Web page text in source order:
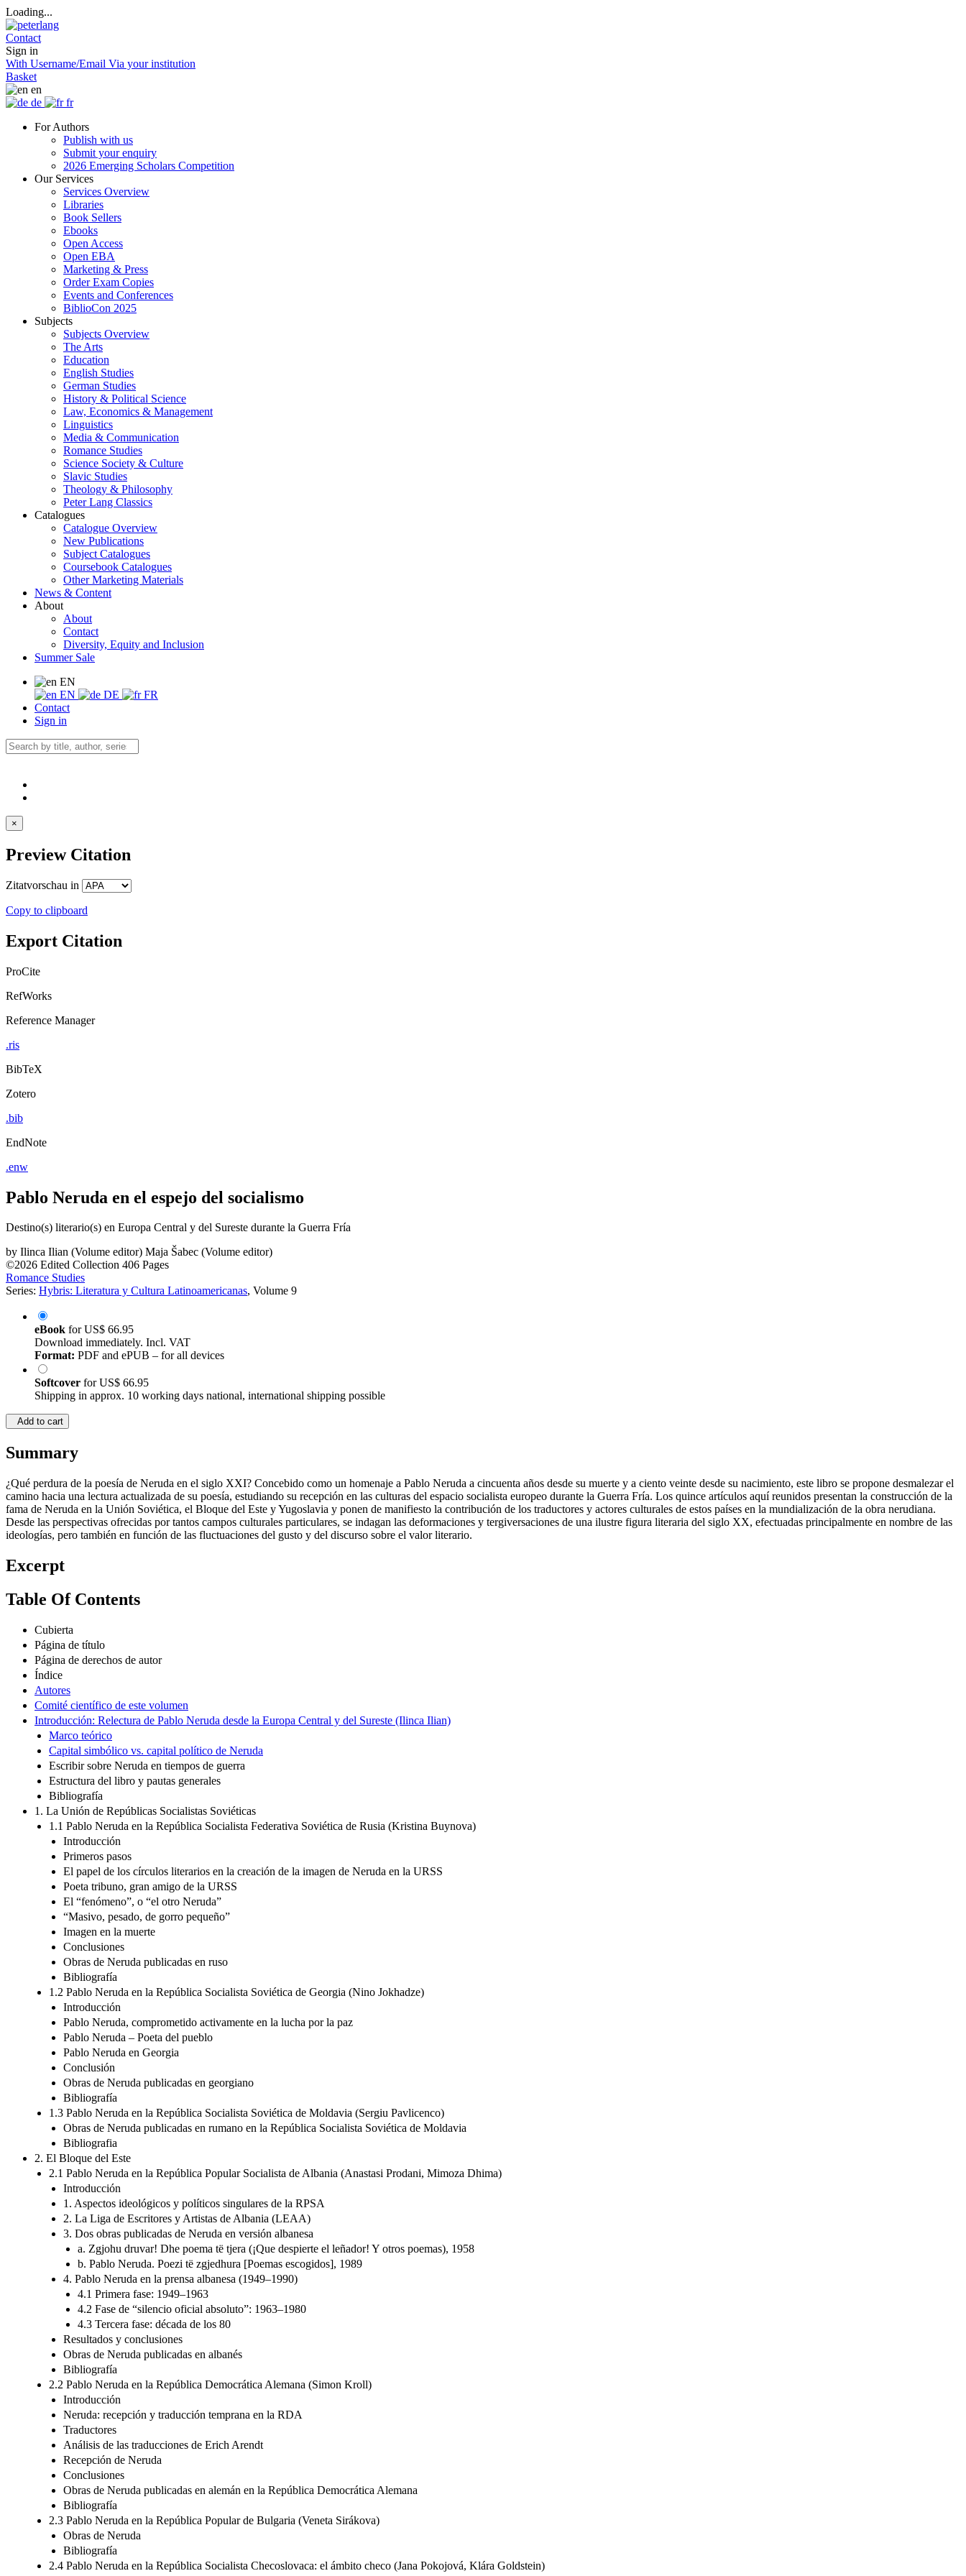
Loading...
Contact
Sign in
With Username/Email Via your institution
Basket
en
de
fr
For Authors
Publish with us
Submit your enquiry
2026 Emerging Scholars Competition
Our Services
Services Overview
Libraries
Book Sellers
Ebooks
Open Access
Open EBA
Marketing & Press
Order Exam Copies
Events and Conferences
BiblioCon 2025
Subjects
Subjects Overview
The Arts
Education
English Studies
German Studies
History & Political Science
Law, Economics & Management
Linguistics
Media & Communication
Romance Studies
Science Society & Culture
Slavic Studies
Theology & Philosophy
Peter Lang Classics
Catalogues
Catalogue Overview
New Publications
Subject Catalogues
Coursebook Catalogues
Other Marketing Materials
News & Content
About
About
Contact
Diversity, Equity and Inclusion
Summer Sale
EN
EN
DE
FR
Contact
Sign in
×
Preview Citation
Zitatvorschau in
Copy to clipboard
Export Citation
ProCite
RefWorks
Reference Manager
.ris
BibTeX
Zotero
.bib
EndNote
.enw
Pablo Neruda en el espejo del socialismo
Destino(s) literario(s) en Europa Central y del Sureste durante la Guerra Fría
by Ilinca Ilian (Volume editor) Maja Šabec (Volume editor)
©2026 Edited Collection 406 Pages
Romance Studies
Series: Hybris: Literatura y Cultura Latinoamericanas, Volume 9
eBook forUS$ 66.95
Download immediately. Incl. VAT
Format: PDF and ePUB – for all devices
Softcover forUS$ 66.95
Shipping in approx. 10 working days national, international shipping possible
Add to cart
Summary
¿Qué perdura de la poesía de Neruda en el siglo XXI? Concebido como un homenaje a Pablo Neruda a cincuenta años desde su muerte y a ciento veinte desde su nacimiento, este libro se propone desmalezar el
camino hacia una lectura actualizada de su poesía, estudiando su recepción en las culturas del espacio socialista europeo durante la Guerra Fría. Los quince artículos aquí reunidos presentan la construcción de la
fama de Neruda en la Unión Soviética, el Bloque del Este y Yugoslavia y ponen de manifiesto la contribución de los traductores y actores culturales de estos países en la mundialización de la obra nerudiana.
Desde las perspectivas ofrecidas por tantos campos culturales particulares, se indagan las deformaciones y tergiversaciones de una ilustre figura literaria del siglo XX, efectuadas principalmente en nombre de las
ideologías, pero también en función de las fluctuaciones del gusto y del discurso sobre el valor literario.
Excerpt
Table Of Contents
Cubierta
Página de título
Página de derechos de autor
Índice
Autores
Comité científico de este volumen
Introducción: Relectura de Pablo Neruda desde la Europa Central y del Sureste (Ilinca Ilian)
Marco teórico
Capital simbólico vs. capital político de Neruda
Escribir sobre Neruda en tiempos de guerra
Estructura del libro y pautas generales
Bibliografía
1. La Unión de Repúblicas Socialistas Soviéticas
1.1 Pablo Neruda en la República Socialista Federativa Soviética de Rusia (Kristina Buynova)
Introducción
Primeros pasos
El papel de los círculos literarios en la creación de la imagen de Neruda en la URSS
Poeta tribuno, gran amigo de la URSS
El “fenómeno”, o “el otro Neruda”
“Masivo, pesado, de gorro pequeño”
Imagen en la muerte
Conclusiones
Obras de Neruda publicadas en ruso
Bibliografía
1.2 Pablo Neruda en la República Socialista Soviética de Georgia (Nino Jokhadze)
Introducción
Pablo Neruda, comprometido activamente en la lucha por la paz
Pablo Neruda – Poeta del pueblo
Pablo Neruda en Georgia
Conclusión
Obras de Neruda publicadas en georgiano
Bibliografía
1.3 Pablo Neruda en la República Socialista Soviética de Moldavia (Sergiu Pavlicenco)
Obras de Neruda publicadas en rumano en la República Socialista Soviética de Moldavia
Bibliografia
2. El Bloque del Este
2.1 Pablo Neruda en la República Popular Socialista de Albania (Anastasi Prodani, Mimoza Dhima)
Introducción
1. Aspectos ideológicos y políticos singulares de la RPSA
2. La Liga de Escritores y Artistas de Albania (LEAA)
3. Dos obras publicadas de Neruda en versión albanesa
a. Zgjohu druvar! Dhe poema të tjera (¡Que despierte el leñador! Y otros poemas), 1958
b. Pablo Neruda. Poezi të zgjedhura [Poemas escogidos], 1989
4. Pablo Neruda en la prensa albanesa (1949–1990)
4.1 Primera fase: 1949–1963
4.2 Fase de “silencio oficial absoluto”: 1963–1980
4.3 Tercera fase: década de los 80
Resultados y conclusiones
Obras de Neruda publicadas en albanés
Bibliografía
2.2 Pablo Neruda en la República Democrática Alemana (Simon Kroll)
Introducción
Neruda: recepción y traducción temprana en la RDA
Traductores
Análisis de las traducciones de Erich Arendt
Recepción de Neruda
Conclusiones
Obras de Neruda publicadas en alemán en la República Democrática Alemana
Bibliografía
2.3 Pablo Neruda en la República Popular de Bulgaria (Veneta Sirákova)
Obras de Neruda
Bibliografía
2.4 Pablo Neruda en la República Socialista Checoslovaca: el ámbito checo (Jana Pokojová, Klára Goldstein)